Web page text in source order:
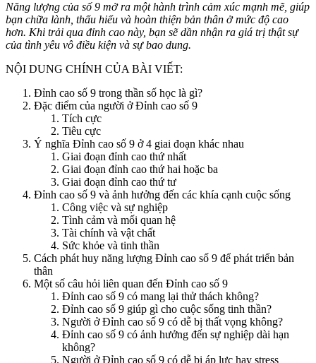
Năng lượng của số 9 mở ra một hành trình cảm xúc mạnh mẽ, giúp
bạn chữa lành, thấu hiểu và hoàn thiện bản thân ở mức độ cao
hơn. Khi trải qua đỉnh cao này, bạn sẽ dần nhận ra giá trị thật sự
của tình yêu vô điều kiện và sự bao dung.
NỘI DUNG CHÍNH CỦA BÀI VIẾT:
Đỉnh cao số 9 trong thần số học là gì?
Đặc điểm của người ở Đỉnh cao số 9
Tích cực
Tiêu cực
Ý nghĩa Đỉnh cao số 9 ở 4 giai đoạn khác nhau
Giai đoạn đỉnh cao thứ nhất
Giai đoạn đỉnh cao thứ hai hoặc ba
Giai đoạn đỉnh cao thứ tư
Đỉnh cao số 9 và ảnh hưởng đến các khía cạnh cuộc sống
Công việc và sự nghiệp
Tình cảm và mối quan hệ
Tài chính và vật chất
Sức khỏe và tinh thần
Cách phát huy năng lượng Đỉnh cao số 9 để phát triển bản
thân
Một số câu hỏi liên quan đến Đỉnh cao số 9
Đỉnh cao số 9 có mang lại thử thách không?
Đỉnh cao số 9 giúp gì cho cuộc sống tinh thần?
Người ở Đỉnh cao số 9 có dễ bị thất vọng không?
Đỉnh cao số 9 có ảnh hưởng đến sự nghiệp dài hạn
không?
Người ở Đỉnh cao số 9 có dễ bị áp lực hay stress